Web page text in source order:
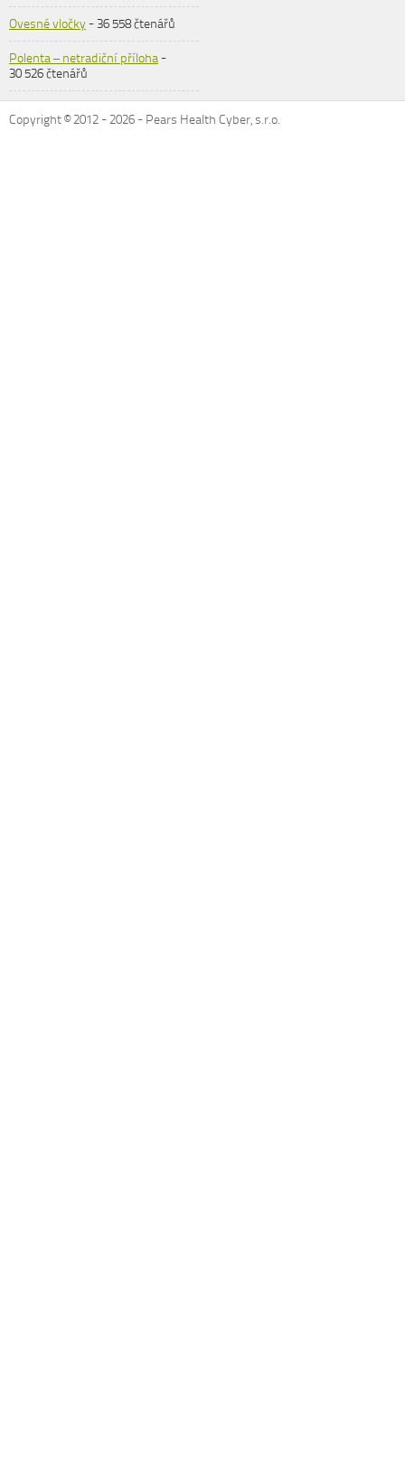
Ovesné vločky- 36 558 čtenářů
Polenta – netradiční příloha-
30 526 čtenářů
Copyright © 2012 -2026 - Pears Health Cyber, s.r.o.